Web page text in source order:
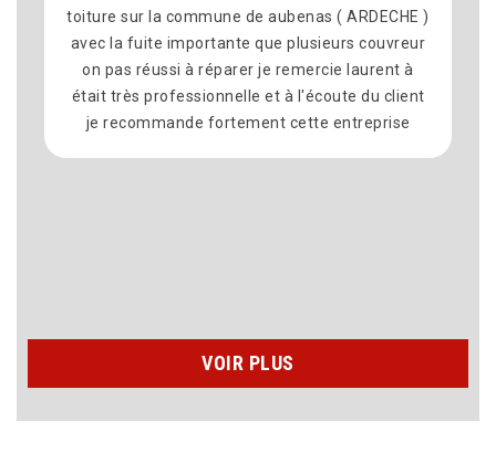
toiture sur la commune de aubenas ( ARDECHE )
avec la fuite importante que plusieurs couvreur
on pas réussi à réparer je remercie laurent à
était très professionnelle et à l'écoute du client
je recommande fortement cette entreprise
VOIR PLUS